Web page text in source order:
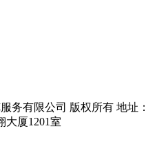
务有限公司 版权所有 地址：
大厦1201室